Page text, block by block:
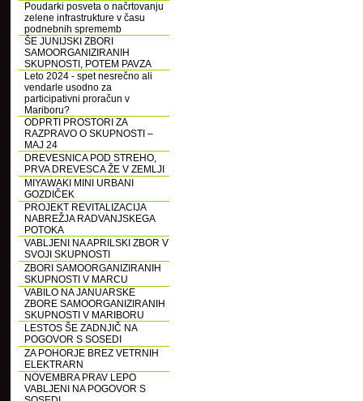
Poudarki posveta o načrtovanju
zelene infrastrukture v času
podnebnih sprememb
ŠE JUNIJSKI ZBORI
SAMOORGANIZIRANIH
SKUPNOSTI, POTEM PAVZA
Leto 2024 - spet nesrečno ali
vendarle usodno za
participativni proračun v
Mariboru?
ODPRTI PROSTORI ZA
RAZPRAVO O SKUPNOSTI –
MAJ 24
DREVESNICA POD STREHO,
PRVA DREVESCA ŽE V ZEMLJI
MIYAWAKI MINI URBANI
GOZDIČEK
PROJEKT REVITALIZACIJA
NABREŽJA RADVANJSKEGA
POTOKA
VABLJENI NA APRILSKI ZBOR V
SVOJI SKUPNOSTI
ZBORI SAMOORGANIZIRANIH
SKUPNOSTI V MARCU
VABILO NA JANUARSKE
ZBORE SAMOORGANIZIRANIH
SKUPNOSTI V MARIBORU
LESTOS ŠE ZADNJIČ NA
POGOVOR S SOSEDI
ZA POHORJE BREZ VETRNIH
ELEKTRARN
NOVEMBRA PRAV LEPO
VABLJENI NA POGOVOR S